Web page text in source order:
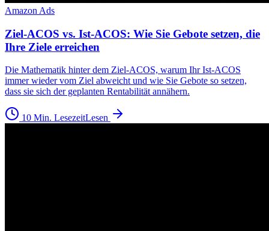
Amazon Ads
Ziel-ACOS vs. Ist-ACOS: Wie Sie Gebote setzen, die
Ihre Ziele erreichen
Die Mathematik hinter dem Ziel-ACOS, warum Ihr Ist-ACOS
immer wieder vom Ziel abweicht und wie Sie Gebote so setzen,
dass sie sich der geplanten Rentabilität annähern.
10 Min. LesezeitLesen